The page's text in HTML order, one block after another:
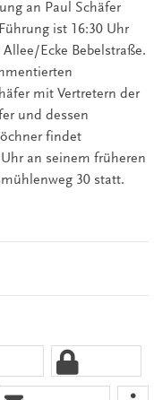
an Paul Schäfer
ist 16:30 Uhr
Ecke Bebelstraße.
mit Vertretern der
und dessen
findet
an seinem früheren
30 statt.